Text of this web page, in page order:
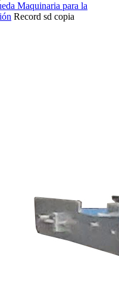
Maquinaria para la
Record sd copia